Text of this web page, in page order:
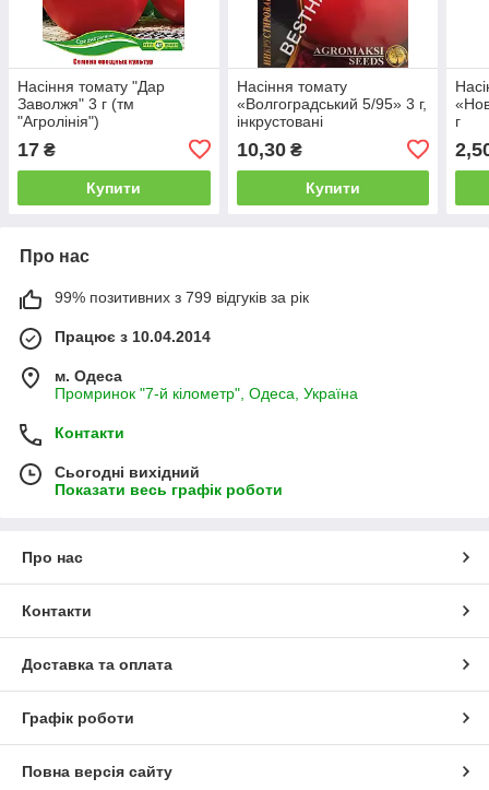
Насіння томату "Дар
Заволжя" 3 г (тм
"Агролінія")
17 ₴
Купити
Насіння томату
«Волгоградський 5/95» 3 г,
інкрустовані
10,30₴
Купити
г
Про нас
99% позитивних з 799 відгуків за рік
Працює з 10.04.2014
м. Одеса
Промринок "7-й кілометр", Одеса, Україна
Контакти
Сьогодні вихідний
Показати весь графік роботи
Про нас
Контакти
Доставка та оплата
Графік роботи
Повна версія сайту